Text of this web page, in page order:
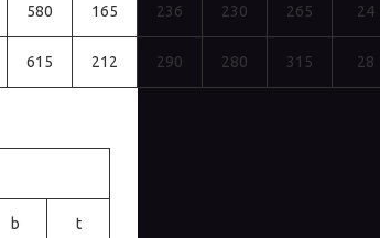
580 165 236 230 265 24
615 212 290 280 315 28
b t